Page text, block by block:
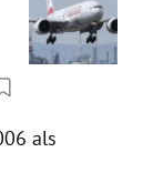
als